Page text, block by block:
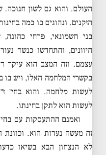
העולם. והוא גם לשון חנוכה.
הזקנים. ונהוגים בו כמה
בני חשמונאי, פרחי
היוונים, והתחדשו כנשר
עצמם. וזה המצב הוא עיקר
בקשרי המלחמה האלו, ויש בו
לעשות מלחמה. והוא בחי׳
לעשות הוא לתקן בחינתו.
ואמנם ההתעסקות עם
זה מעשה נערות הוא.
לא הנצחון הבא בשיאו